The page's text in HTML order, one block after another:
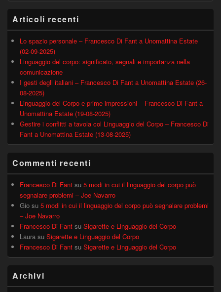
Articoli recenti
Lo spazio personale – Francesco Di Fant a Unomattina Estate
(02-09-2025)
Linguaggio del corpo: significato, segnali e importanza nella
comunicazione
I gesti degli italiani – Francesco Di Fant a Unomattina Estate (26-
08-2025)
Linguaggio del Corpo e prime impressioni – Francesco Di Fant a
Unomattina Estate (19-08-2025)
Gestire i conflitti a tavola col Linguaggio del Corpo – Francesco Di
Fant a Unomattina Estate (13-08-2025)
Commenti recenti
Francesco Di Fant su 5 modi in cui il linguaggio del corpo può
segnalare problemi – Joe Navarro
Gio su 5 modi in cui il linguaggio del corpo può segnalare problemi
– Joe Navarro
Francesco Di Fant su Sigarette e Linguaggio del Corpo
Laura su Sigarette e Linguaggio del Corpo
Francesco Di Fant su Sigarette e Linguaggio del Corpo
Archivi